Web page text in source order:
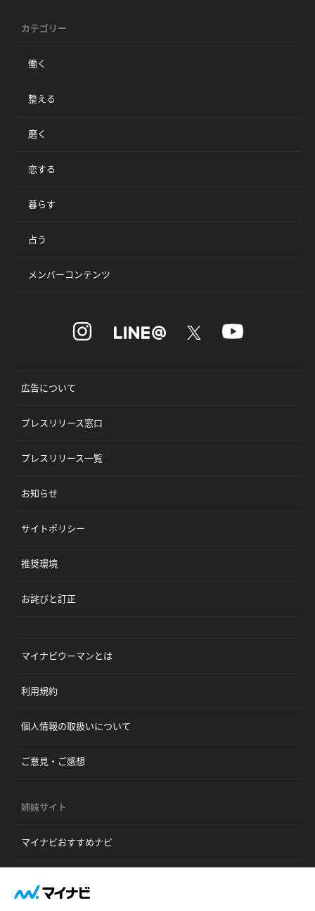
カテゴリー
働く
整える
磨く
恋する
暮らす
占う
メンバーコンテンツ
広告について
プレスリリース窓口
プレスリリース一覧
お知らせ
サイトポリシー
推奨環境
お詫びと訂正
マイナビウーマンとは
利用規約
個人情報の取扱いについて
ご意見・ご感想
姉妹サイト
マイナビおすすめナビ